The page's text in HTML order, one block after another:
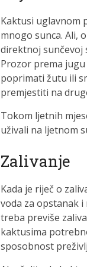
Kaktusi uglavnom
mnogo sunca. Ali,
direktnoj sunčevoj
Prozor prema
poprimati žutu ili
premjestiti na
Tokom ljetnih
uživali na ljetnom
Zalivanje
Kada je riječ o
voda za opstanak
treba previše
kaktusima
sposobnost